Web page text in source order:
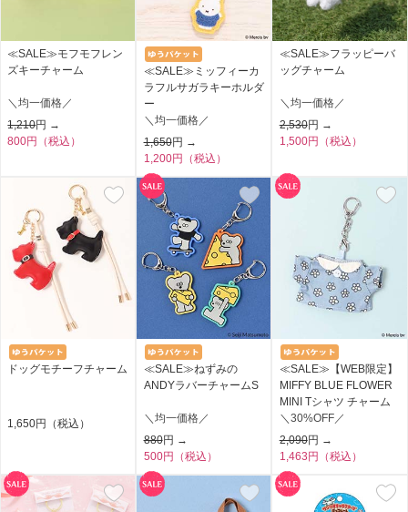
≪SALE≫モフモフレン
ズキーチャーム
＼均一価格／
1,210円 →
800円（税込）
≪SALE≫ミッフィーカ
ラフルサガラキーホルダ
ー
＼均一価格／
1,650円 →
1,200円（税込）
≪SALE≫フラッピーバ
ッグチャーム
＼均一価格／
2,530円 →
1,500円（税込）
ドッグモチーフチャーム
1,650円（税込）
≪SALE≫ねずみの
ANDYラバーチャームS
＼均一価格／
880円 →
500円（税込）
≪SALE≫【WEB限定】
MIFFY BLUE FLOWER
MINI Tシャツ チャーム
＼30%OFF／
2,090円 →
1,463円（税込）